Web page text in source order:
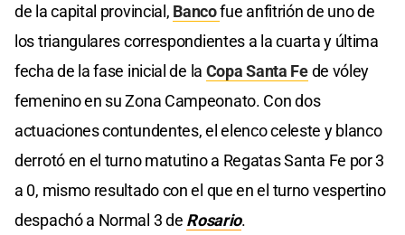
de la capital provincial, Bancofue anfitrión de uno de
los triangulares correspondientes a la cuarta y última
fecha de la fase inicial de la Copa Santa Fede vóley
femenino en su Zona Campeonato. Con dos
actuaciones contundentes, el elenco celeste y blanco
derrotó en el turno matutino a Regatas Santa Fe por 3
a 0, mismo resultado con el que en el turno vespertino
despachó a Normal 3 de Rosario.